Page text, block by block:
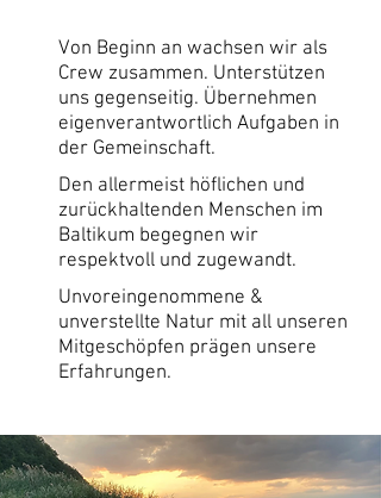
Von Beginn an wachsen wir als
Crew zusammen. Unterstützen
uns gegenseitig. Übernehmen
eigenverantwortlich Aufgaben in
der Gemeinschaft.
Den allermeist höflichen und
zurückhaltenden Menschen im
Baltikum begegnen wir
respektvoll und zugewandt.
Unvoreingenommene &
unverstellte Natur mit all unseren
Mitgeschöpfen prägen unsere
Erfahrungen.